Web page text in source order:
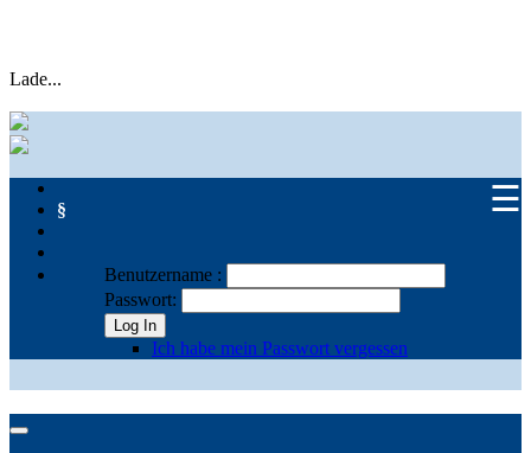
Lade...
☰
§
Benutzername :
Passwort:
Log In
Ich habe mein Passwort vergessen